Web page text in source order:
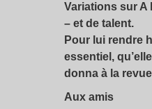
Variations sur A
– et de talent.
Pour lui rendre
essentiel,
donna à la
Aux amis